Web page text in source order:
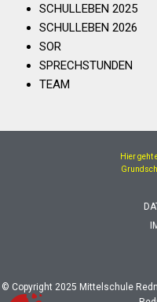
SCHULLEBEN 2025
SCHULLEBEN 2026
SOR
SPRECHSTUNDEN
TEAM
Hier geht
© Copyright 2025 Mittelschule